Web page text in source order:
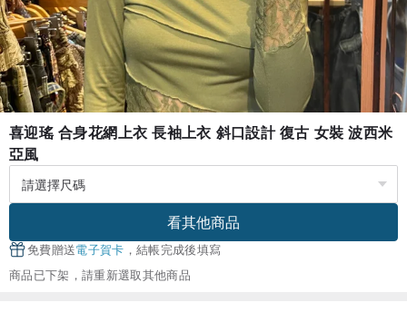
喜迎瑤 合身花網上衣 長袖上衣 斜口設計 復古 女裝 波西米
亞風
看其他商品
免費贈送電子賀卡 ，結帳完成後填寫
商品已下架，請重新選取其他商品